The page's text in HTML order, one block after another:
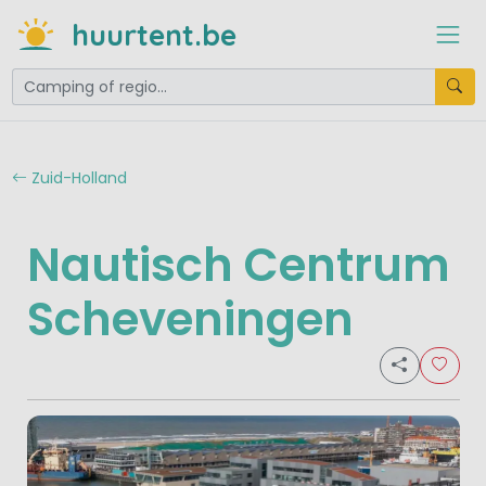
huurtent.be
Zuid-Holland
Nautisch Centrum
Scheveningen